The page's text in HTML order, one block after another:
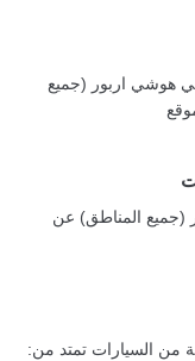
في هوشي اربور (جميع
(جميع المناطق) عن
من السيارات تمتد من: